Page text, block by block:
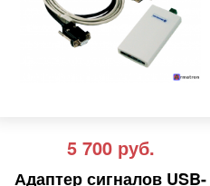
5 700 руб.
Адаптер сигналов USB-